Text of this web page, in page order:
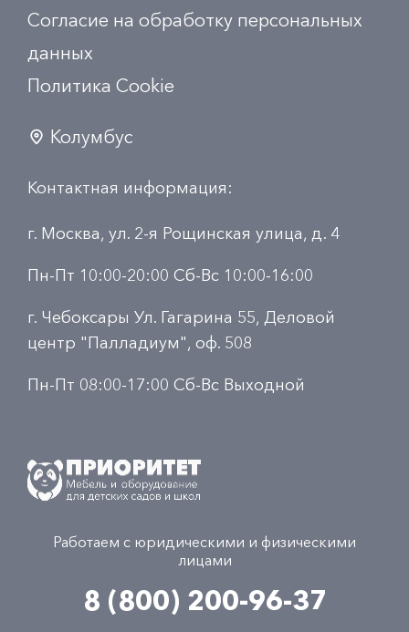
Согласие на обработку персональных
данных
Политика Сookie
Колумбус
Контактная информация:
г. Москва, ул. 2-я Рощинская улица, д. 4
Пн-Пт 10:00-20:00 Сб-Вс 10:00-16:00
г. Чебоксары Ул. Гагарина 55, Деловой
центр "Палладиум", оф. 508
Пн-Пт 08:00-17:00 Сб-Вс Выходной
Работаем с юридическими и физическими
лицами
8 (800) 200-96-37